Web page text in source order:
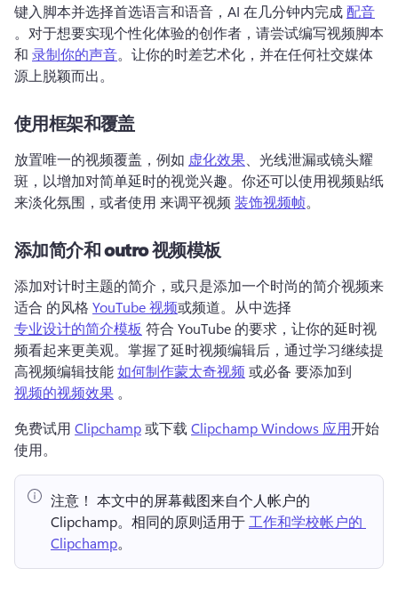
键入脚本并选择首选语言和语音，AI 在几分钟内完成 配音
。对于想要实现个性化体验的创作者，请尝试编写视频脚本
和 录制你的声音。让你的时差艺术化，并在任何社交媒体
源上脱颖而出。
使用框架和覆盖
放置唯一的视频覆盖，例如 虚化效果 、光线泄漏或镜头耀
斑，以增加对简单延时的视觉兴趣。你还可以使用视频贴纸
来淡化氛围，或者使用 来调平视频 装饰视频帧。
添加简介和 outro 视频模板
添加对计时主题的简介，或只是添加一个时尚的简介视频来
适合 的风格 YouTube 视频或频道。从中选择
专业设计的简介模板 符合 YouTube 的要求，让你的延时视
频看起来更美观。掌握了延时视频编辑后，通过学习继续提
高视频编辑技能 如何制作蒙太奇视频 或必备 要添加到
视频的视频效果 。
免费试用 Clipchamp 或下载 Clipchamp Windows 应用开始
使用。
注意！ 本文中的屏幕截图来自个人帐户的
Clipchamp。相同的原则适用于 工作和学校帐户的
Clipchamp。